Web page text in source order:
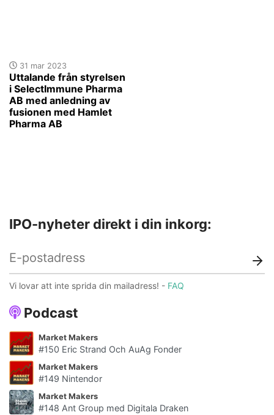
31 mar 2023
Uttalande från styrelsen
i SelectImmune Pharma
AB med anledning av
fusionen med Hamlet
Pharma AB
Podcast
Market Makers
#150 Eric Strand Och AuAg Fonder
Market Makers
#149 Nintendor
Market Makers
#148 Ant Group med Digitala Draken
IPO-nyheter direkt i din inkorg:
Vi lovar att inte sprida din mailadress! - FAQ